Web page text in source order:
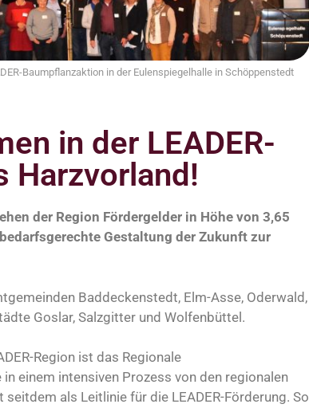
Baumpflanzaktion in der Eulenspiegelhalle in Schöppenstedt
in der LEADER-
Harzvorland!
der Region Fördergelder in Höhe von 3,65
Gestaltung der Zukunft zur
Baddeckenstedt, Elm-Asse, Oderwald,
Goslar, Salzgitter und Wolfenbüttel.
Region ist das Regionale
einem intensiven Prozess von den regionalen
als Leitlinie für die LEADER-Förderung. So